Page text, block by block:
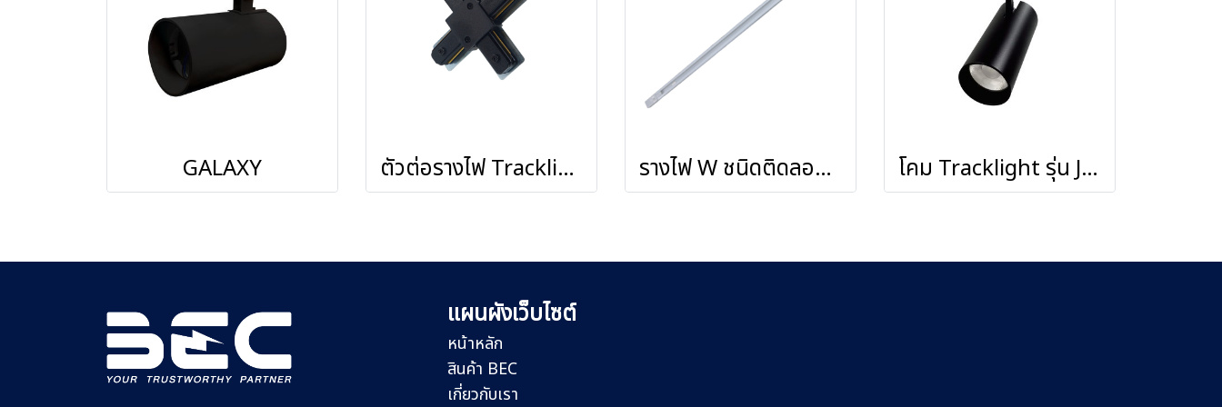
GALAXY ตัวต่อรางไฟ Tracklight รุ่น W-X รางไฟ W ชนิดติดลอยสำหรับโคมไฟติดราง Tracklight โคม Tracklight รุ่น Jaguar
แผนผังเว็บไซต์
หน้าหลัก
สินค้า BEC
เกี่ยวกับเรา